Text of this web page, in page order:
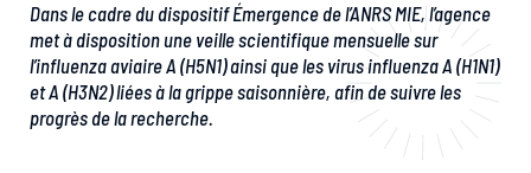
Dans le cadre du dispositif Émergence de l’ANRS MIE, l’agence
met à disposition une veille scientifique mensuelle sur
l’influenza aviaire A (H5N1) ainsi que les virus influenza A (H1N1)
et A (H3N2) liées à la grippe saisonnière, afin de suivre les
progrès de la recherche.